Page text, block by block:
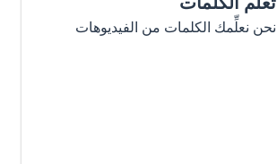
نحن نعلِّمك الكلمات من الفيديوهات